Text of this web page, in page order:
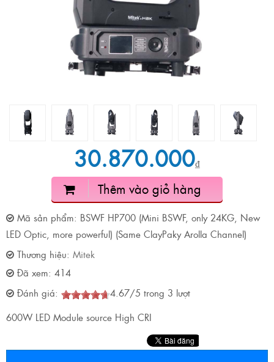
30.870.000₫
Thêm vào giỏ hàng
Mã sản phẩm: BSWF HP700 (Mini BSWF, only 24KG, New
LED Optic, more powerful) (Same ClayPaky Arolla Channel)
Thương hiệu: Mitek
Đã xem: 414
Đánh giá:
4.67/5 trong 3 lượt
600W LED Module source High CRI